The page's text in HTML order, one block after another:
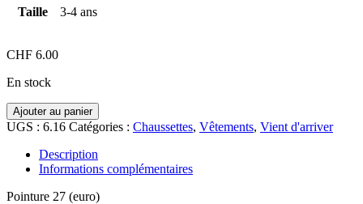
Taille 3-4 ans
CHF 6.00
En stock
quantité
de
Ajouter au panier
UGS : 6.16 Catégories : Chaussettes, Vêtements, Vient d'arriver
Description
Informations complémentaires
Pointure 27 (euro)